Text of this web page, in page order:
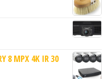
8 MPX 4K IR 30